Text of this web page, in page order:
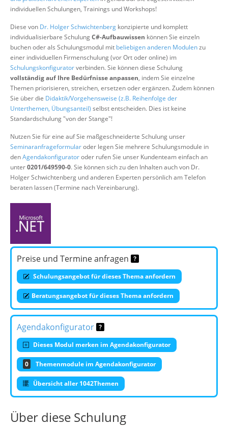
Über uns
Suche
individuellen Schulungen, Trainings und Workshops!
Diese von Dr. Holger Schwichtenberg konzipierte und komplett
individualisierbare SchulungC#-Aufbauwissen können Sie einzeln
buchen oder als Schulungsmodul mit beliebigen anderen Modulenzu
einer individuellen Firmenschulung (vor Ort oder online) im
Schulungskonfiguratorverbinden. Sie können diese Schulung
vollständig auf Ihre Bedürfnisse anpassen, indem Sie einzelne
Themen priorisieren, streichen, ersetzen oder ergänzen. Zudem können
Sie über die Didaktik/Vorgehensweise (z.B. Reihenfolge der
Unterthemen, Übungsanteil) selbst entscheiden. Dies ist keine
Standardschulung "von der Stange"!
Nutzen Sie für eine auf Sie maßgeschneiderte Schulung unser
Seminaranfrageformularoder legen Sie mehrere Schulungsmodule in
denAgendakonfiguratoroder rufen Sie unser Kundenteam einfach an
unter0201/649590-0. Sie können sich zu den Inhalten auch von Dr.
Holger Schwichtenberg und anderen Experten persönlich am Telefon
beraten lassen (Termine nach Vereinbarung).
Preise und Termine anfragen
Schulungsangebot für dieses Thema anfordern
Beratungsangebot für dieses Thema anfordern
Agendakonfigurator
Dieses Modul merken im Agendakonfigurator
0 Themenmodule im Agendakonfigurator
Übersicht aller 1042Themen
Über diese Schulung